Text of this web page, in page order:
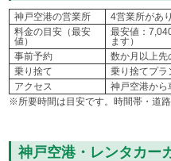
神戸空港の営業所
4営業所があ
料金の目安（最安
値）
最安値：
ます）
事前予約
数か月以上先
乗り捨て
乗り捨てプラ
アクセス
神戸空港から
※所要時間は目安です。時間帯・道路
神戸空港・レンタカー